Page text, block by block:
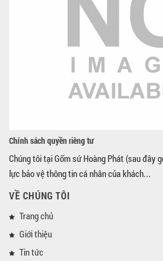
Chính sách quyền riêng tư
Chúng tôi tại Gốm sứ Hoàng Phát (sau đây
lực bảo vệ thông tin cá nhân của khách...
VỀ CHÚNG TÔI
Trang chủ
Giới thiệu
Tin tức